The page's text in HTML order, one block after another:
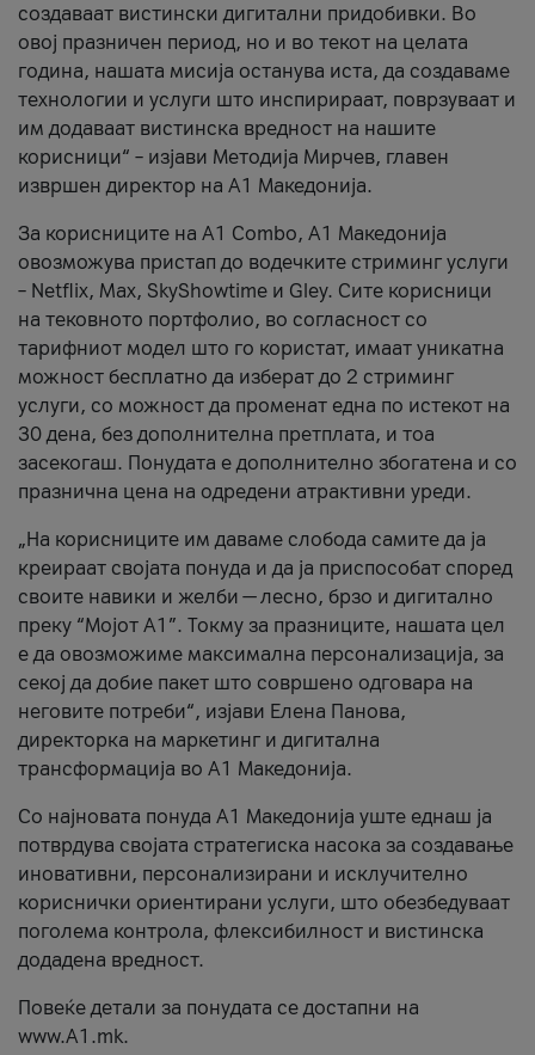
создаваат вистински дигитални придобивки. Во
овој празничен период, но и во текот на целата
година, нашата мисија останува иста, да создаваме
технологии и услуги што инспирираат, поврзуваат и
им додаваат вистинска вредност на нашите
корисници“ – изјави Методија Мирчев, главен
извршен директор на А1 Македонија.
За корисниците на A1 Combo, А1 Македонија
овозможува пристап до водечките стриминг услуги
– Netflix, Max, SkyShowtime и Gley. Сите корисници
на тековното портфолио, во согласност со
тарифниот модел што го користат, имаат уникатна
можност бесплатно да изберат до 2 стриминг
услуги, со можност да променат една по истекот на
30 дена, без дополнителна претплата, и тоа
засекогаш. Понудата е дополнително збогатена и со
празнична цена на одредени атрактивни уреди.
„На корисниците им даваме слобода самите да ја
креираат својата понуда и да ја приспособат според
своите навики и желби — лесно, брзо и дигитално
преку “Мојот А1”. Токму за празниците, нашата цел
е да овозможиме максимална персонализација, за
секој да добие пакет што совршено одговара на
неговите потреби“, изјави Елена Панова,
директорка на маркетинг и дигитална
трансформација во А1 Македонија.
Со најновата понуда А1 Македонија уште еднаш ја
потврдува својата стратегиска насока за создавање
иновативни, персонализирани и исклучително
кориснички ориентирани услуги, што обезбедуваат
поголема контрола, флексибилност и вистинска
додадена вредност.
Повеќе детали за понудата се достапни на
www.А1.mk.